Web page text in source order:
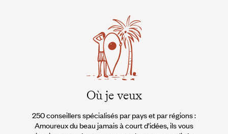
Où je veux
250 conseillers spécialisés par pays et par régions :
Amoureux du beau jamais à court d’idées, ils vous